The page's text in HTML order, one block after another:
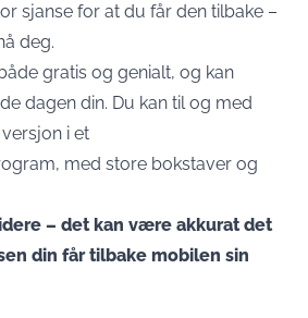
sjanse for at du får den tilbake –
deg.
gratis og genialt, og kan
dagen din. Du kan til og med
i et
med store bokstaver og
– det kan være akkurat det
din får tilbake mobilen sin